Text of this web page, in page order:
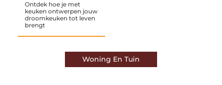
Ontdek hoe je met
keuken ontwerpen jouw
droomkeuken tot leven
brengt
Woning En Tuin